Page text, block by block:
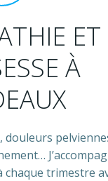
ET
À
douleurs
chaque trimestre